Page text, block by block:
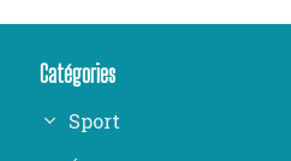
Catégories
Sport